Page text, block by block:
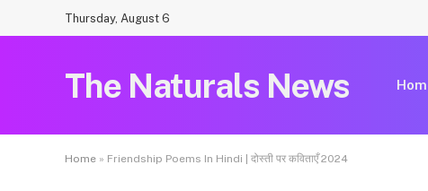
Thursday, August 6
The Naturals News
Home » Friendship Poems In Hindi | दोस्ती पर कविताएँ 2024